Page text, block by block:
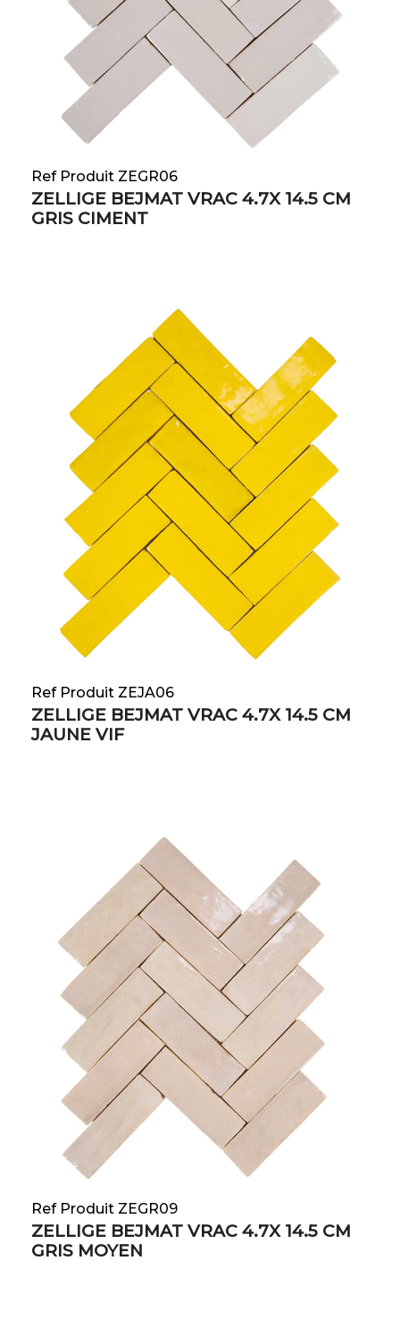
Ref Produit ZEGR06
ZELLIGE BEJMAT VRAC 4.7X 14.5 CM
GRIS CIMENT
Ref Produit ZEJA06
ZELLIGE BEJMAT VRAC 4.7X 14.5 CM
JAUNE VIF
Ref Produit ZEGR09
ZELLIGE BEJMAT VRAC 4.7X 14.5 CM
GRIS MOYEN